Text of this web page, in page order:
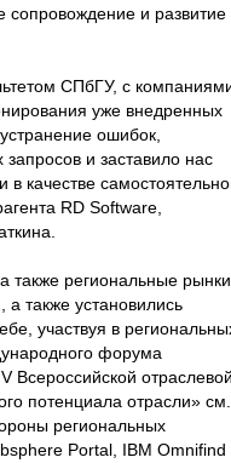
сопровождение и развитие
СПбГУ, с
уже внедренных
ошибок,
и заставило нас
в качестве
RD Software,
региональные рынки.
также установились
участвуя в
форума
отраслевой
потенциала отрасли» см.
региональных
Portal, IBM Omnifind